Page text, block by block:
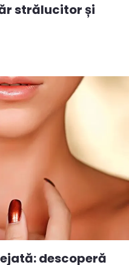
strălucitor și
descoperă